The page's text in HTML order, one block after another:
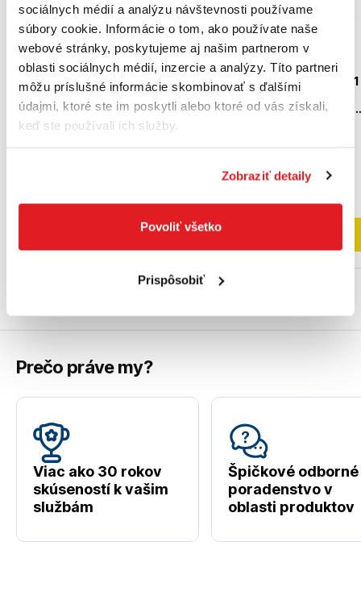
sociálnych médií a analýzu návštevnosti používame
súbory cookie. Informácie o tom, ako používate naše
webové stránky, poskytujeme aj našim partnerom v
oblasti sociálnych médií, inzercie a analýzy. Títo partneri
môžu príslušné informácie skombinovať s ďalšími
údajmi, ktoré ste im poskytli alebo ktoré od vás získali,
keď ste používali ich služby.
Zobraziť detaily
Povoliť všetko
Prispôsobiť
BOSCH GBA 12 V 3.0 Ah
akumulátor -
1600A00X79
1600A00X79
Do košíka
MAKITA
adaptér na 8 x AA
akumulátory pre CXT
32 ,80 €
26,67 €bez DPH
Prečo práve my?
Viac ako 30 rokov
skúseností k vašim
službám
Špičkové odborné
poradenstvo v
oblasti produktov